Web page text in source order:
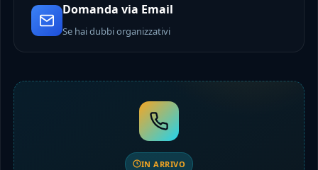
Domanda via Email
Se hai dubbi organizzativi
IN ARRIVO